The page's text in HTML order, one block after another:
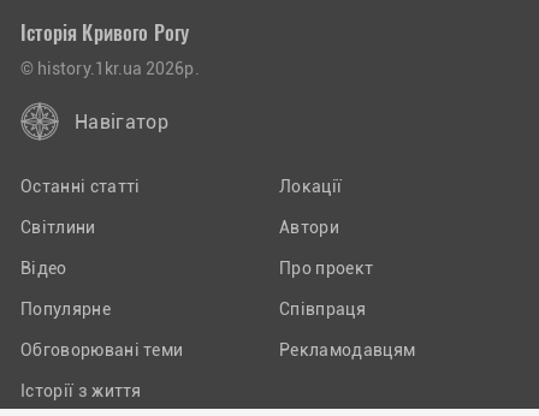
Історія Кривого Рогу
© history.1kr.ua 2026р.
Навігатор
Останні статті
Світлини
Відео
Популярне
Обговорювані теми
Історії з життя
Локації
Автори
Про проект
Співпраця
Рекламодавцям